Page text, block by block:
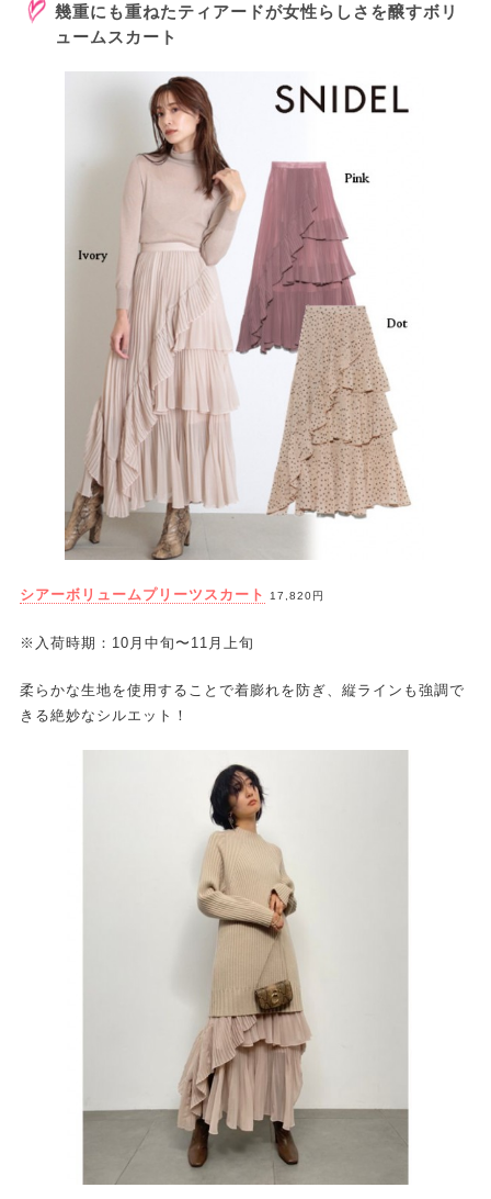
幾重にも重ねたティアードが女性らしさを醸すボリ
ュームスカート
シアーボリュームプリーツスカート 17,820円
※入荷時期：10月中旬〜11月上旬
柔らかな生地を使用することで着膨れを防ぎ、縦ラインも強調で
きる絶妙なシルエット！